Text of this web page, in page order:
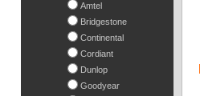
Amtel
Bridgestone
Continental
Cordiant
Dunlop
Goodyear